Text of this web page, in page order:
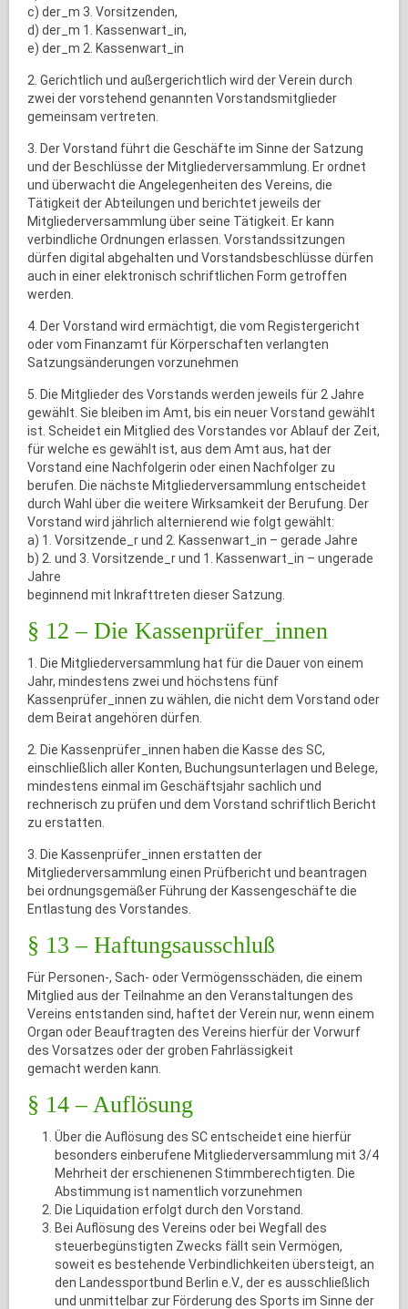
c) der_m 3. Vorsitzenden,
d) der_m 1. Kassenwart_in,
e) der_m 2. Kassenwart_in
2. Gerichtlich und außergerichtlich wird der Verein durch
zwei der vorstehend genannten Vorstandsmitglieder
gemeinsam vertreten.
3. Der Vorstand führt die Geschäfte im Sinne der Satzung
und der Beschlüsse der Mitgliederversammlung. Er ordnet
und überwacht die Angelegenheiten des Vereins, die
Tätigkeit der Abteilungen und berichtet jeweils der
Mitgliederversammlung über seine Tätigkeit. Er kann
verbindliche Ordnungen erlassen. Vorstandssitzungen
dürfen digital abgehalten und Vorstandsbeschlüsse dürfen
auch in einer elektronisch schriftlichen Form getroffen
werden.
4. Der Vorstand wird ermächtigt, die vom Registergericht
oder vom Finanzamt für Körperschaften verlangten
Satzungsänderungen vorzunehmen
5. Die Mitglieder des Vorstands werden jeweils für 2 Jahre
gewählt. Sie bleiben im Amt, bis ein neuer Vorstand gewählt
ist. Scheidet ein Mitglied des Vorstandes vor Ablauf der Zeit,
für welche es gewählt ist, aus dem Amt aus, hat der
Vorstand eine Nachfolgerin oder einen Nachfolger zu
berufen. Die nächste Mitgliederversammlung entscheidet
durch Wahl über die weitere Wirksamkeit der Berufung. Der
Vorstand wird jährlich alternierend wie folgt gewählt:
a) 1. Vorsitzende_r und 2. Kassenwart_in – gerade Jahre
b) 2. und 3. Vorsitzende_r und 1. Kassenwart_in – ungerade
Jahre
beginnend mit Inkrafttreten dieser Satzung.
§ 12 – Die Kassenprüfer_innen
1. Die Mitgliederversammlung hat für die Dauer von einem
Jahr, mindestens zwei und höchstens fünf
Kassenprüfer_innen zu wählen, die nicht dem Vorstand oder
dem Beirat angehören dürfen.
2. Die Kassenprüfer_innen haben die Kasse des SC,
einschließlich aller Konten, Buchungsunterlagen und Belege,
mindestens einmal im Geschäftsjahr sachlich und
rechnerisch zu prüfen und dem Vorstand schriftlich Bericht
zu erstatten.
3. Die Kassenprüfer_innen erstatten der
Mitgliederversammlung einen Prüfbericht und beantragen
bei ordnungsgemäßer Führung der Kassengeschäfte die
Entlastung des Vorstandes.
§ 13 – Haftungsausschluß
Für Personen-, Sach- oder Vermögensschäden, die einem
Mitglied aus der Teilnahme an den Veranstaltungen des
Vereins entstanden sind, haftet der Verein nur, wenn einem
Organ oder Beauftragten des Vereins hierfür der Vorwurf
des Vorsatzes oder der groben Fahrlässigkeit
gemacht werden kann.
§ 14 – Auflösung
Über die Auflösung des SC entscheidet eine hierfür
besonders einberufene Mitgliederversammlung mit 3/4
Mehrheit der erschienenen Stimmberechtigten. Die
Abstimmung ist namentlich vorzunehmen
Die Liquidation erfolgt durch den Vorstand.
Bei Auflösung des Vereins oder bei Wegfall des
steuerbegünstigten Zwecks fällt sein Vermögen,
soweit es bestehende Verbindlichkeiten übersteigt, an
den Landessportbund Berlin e.V., der es ausschließlich
und unmittelbar zur Förderung des Sports im Sinne der